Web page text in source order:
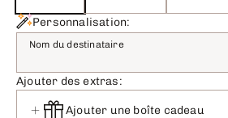
Personnalisation:
Nom du destinataire
Ajouter des extras:
Ajouter une boîte cadeau